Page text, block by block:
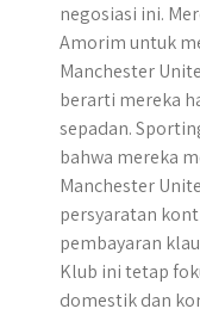
negosiasi ini.
Amorim untuk
Manchester
berarti mereka
sepadan.
bahwa mereka
Manchester
persyaratan
pembayaran
Klub ini tetap
domestik dan